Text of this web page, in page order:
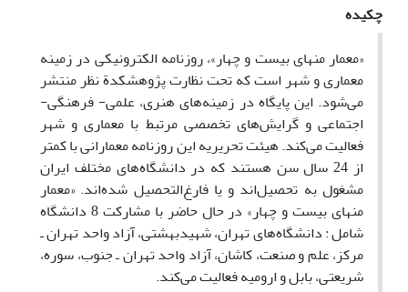
چکیده
«معمار منهای بیست و چهار»، روزنامه الکترونیکی در زمینه
معماری و شهر است که تحت نظارت پژوهشکدة نظر منتشر
می‌شود. این پایگاه در زمینه‌های هنری، علمی- فرهنگی-
اجتماعی و گرایش‌های تخصصی مرتبط با معماری و شهر‌
فعالیت می‌کند. هیئت تحریریه این روزنامه معمارانی با کمتر
از 24 سال سن هستند که در دانشگاه‌های مختلف ایران
مشغول به تحصیل‌اند و یا فارغ‌التحصیل شده‌اند. «معمار
منهای بیست و چهار» در حال حاضر با مشارکت 8 دانشگاه
شامل : دانشگاه‌های تهران، شهید‌بهشتی، آزاد واحد تهران ـ
مرکز، علم و صنعت، کاشان، آزاد واحد تهران ـ جنوب، سوره،
شریعتی، بابل و ارومیه فعالیت می‌کند.